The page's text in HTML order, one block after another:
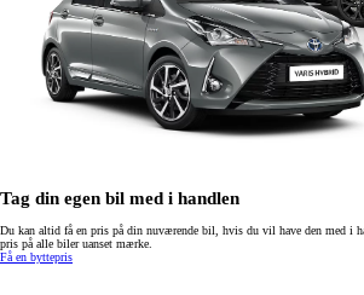
Tag din egen bil med i handlen
Du kan altid få en pris på din nuværende bil, hvis du vil have den med i
pris på alle biler uanset mærke.
Få en byttepris